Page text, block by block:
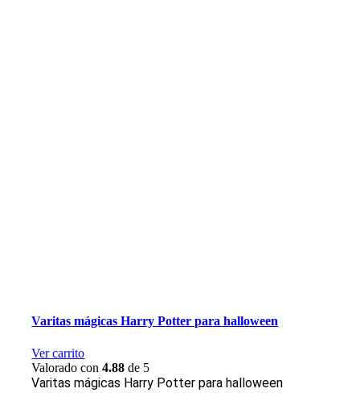
Varitas mágicas Harry Potter para halloween
Ver carrito
Valorado con4.88 de 5
Varitas mágicas Harry Potter para halloween